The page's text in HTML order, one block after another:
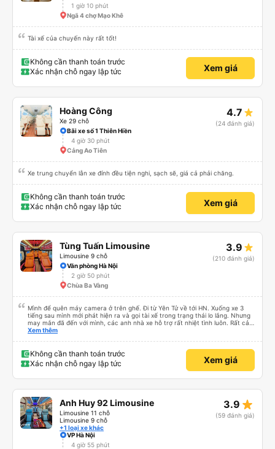
1 giờ 10 phút
Ngã 4 chợ Mạo Khê
Tài xế của chuyến này rất tốt!
Không cần thanh toán trước
Xác nhận chỗ ngay lập tức
Xem giá
Hoàng Công
Xe 29 chỗ
4.7
(24 đánh giá)
Bãi xe số 1 Thiên Hiền
4 giờ 30 phút
Cảng Ao Tiên
Xe trung chuyển lẫn xe đính đều tiện nghi, sạch sẽ, giá cả phải chăng.
Không cần thanh toán trước
Xác nhận chỗ ngay lập tức
Xem giá
Tùng Tuấn Limousine
Limousine 9 chỗ
3.9
(210 đánh giá)
Văn phòng Hà Nội
2 giờ 50 phút
Chùa Ba Vàng
Mình để quên máy camera ở trên ghế. Đi từ Yên Tử về tới HN. Xuống xe 3
tiếng sau mình mới phát hiện ra và gọi tài xế trong trạng thái lo lắng. Nhưng
may mắn đã đến với mình, các anh nhà xe hỗ trợ rất nhiệt tình luôn. Rất cảm
ơn và chúc các anh nhà xe Tùng Tuấn sức khoẻ, vạn dặm bình an ạ!
Xem thêm
Không cần thanh toán trước
Xác nhận chỗ ngay lập tức
Xem giá
Anh Huy 92 Limousine
Limousine 11 chỗ
Limousine 9 chỗ
+1 loại xe khác
3.9 star_rate
(59 đánh giá)
VP Hà Nội
4 giờ 55 phút